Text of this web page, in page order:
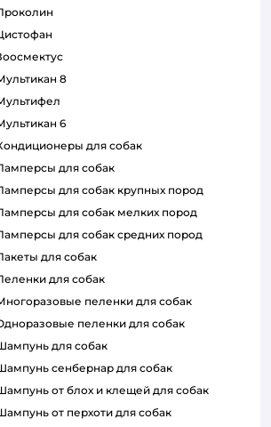
проколин
цистофан
зоосмектус
мультикан 8
мультифел
мультикан 6
кондиционеры для собак
памперсы для собак
памперсы для собак крупных пород
памперсы для собак мелких пород
памперсы для собак средних пород
пакеты для собак
пеленки для собак
многоразовые пеленки для собак
одноразовые пеленки для собак
шампунь для собак
шампунь сенбернар для собак
шампунь от блох и клещей для собак
шампунь от перхоти для собак